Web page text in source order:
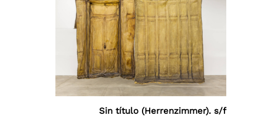
Sin título (Herrenzimmer). s/f